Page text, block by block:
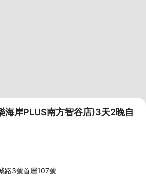
海岸PLUS南方智谷店)3天2晚自
路3號首層107號